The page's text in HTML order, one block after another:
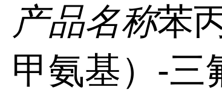
产品名称苯
甲氨基）-三